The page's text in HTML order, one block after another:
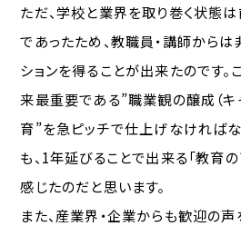
ただ、学校と業界を取り巻く状態
であったため、教職員・講師から
ションを得ることが出来たのです。
来最重要である”職業観の醸成（キ
育”を急ピッチで仕上げなければ
も、1年延びることで出来る「教育
感じたのだと思います。
また、産業界・企業からも歓迎の